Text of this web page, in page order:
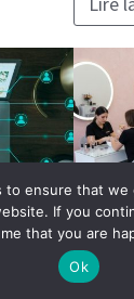
MODE
to ensure that
If you
that you are
Ok